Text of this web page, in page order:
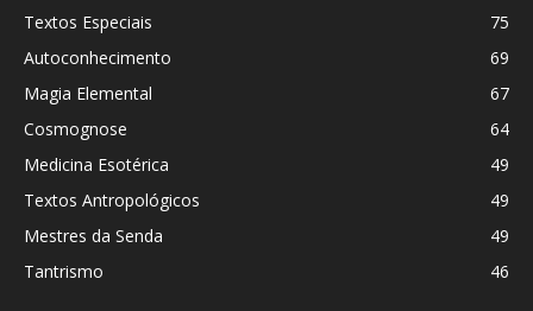
Textos Especiais
75
Autoconhecimento
69
Magia Elemental
67
Cosmognose
64
Medicina Esotérica
49
Textos Antropológicos
49
Mestres da Senda
49
Tantrismo
46